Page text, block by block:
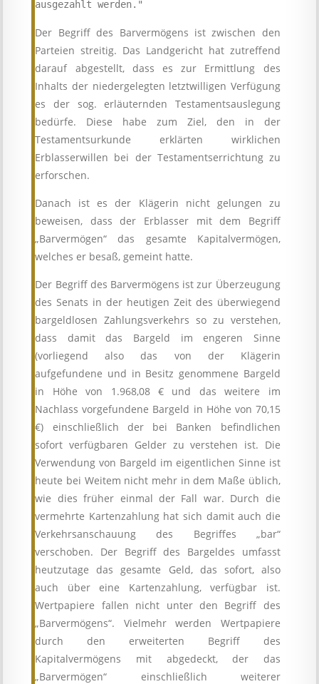
ausgezahlt werden."
Der Begriff des Barvermögens ist zwischen den
Parteien streitig. Das Landgericht hat zutreffend
darauf abgestellt, dass es zur Ermittlung des
Inhalts der niedergelegten letztwilligen Verfügung
es der sog. erläuternden Testamentsauslegung
bedürfe. Diese habe zum Ziel, den in der
Testamentsurkunde erklärten wirklichen
Erblasserwillen bei der Testamentserrichtung zu
erforschen.
Danach ist es der Klägerin nicht gelungen zu
beweisen, dass der Erblasser mit dem Begriff
„Barvermögen“ das gesamte Kapitalvermögen,
welches er besaß, gemeint hatte.
Der Begriff des Barvermögens ist zur Überzeugung
des Senats in der heutigen Zeit des überwiegend
bargeldlosen Zahlungsverkehrs so zu verstehen,
dass damit das Bargeld im engeren Sinne
(vorliegend also das von der Klägerin
aufgefundene und in Besitz genommene Bargeld
in Höhe von 1.968,08 € und das weitere im
Nachlass vorgefundene Bargeld in Höhe von 70,15
€) einschließlich der bei Banken befindlichen
sofort verfügbaren Gelder zu verstehen ist. Die
Verwendung von Bargeld im eigentlichen Sinne ist
heute bei Weitem nicht mehr in dem Maße üblich,
wie dies früher einmal der Fall war. Durch die
vermehrte Kartenzahlung hat sich damit auch die
Verkehrsanschauung des Begriffes „bar“
verschoben. Der Begriff des Bargeldes umfasst
heutzutage das gesamte Geld, das sofort, also
auch über eine Kartenzahlung, verfügbar ist.
Wertpapiere fallen nicht unter den Begriff des
„Barvermögens“. Vielmehr werden Wertpapiere
durch den erweiterten Begriff des
Kapitalvermögens mit abgedeckt, der das
„Barvermögen“ einschließlich weiterer